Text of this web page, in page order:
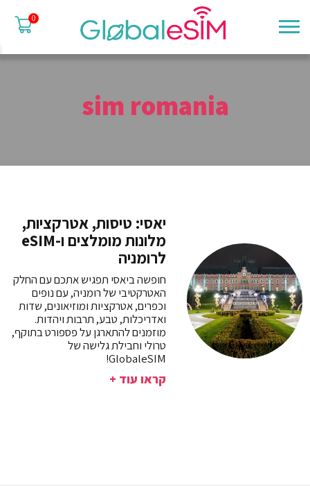
0
sim romania
יאסי: טיסות, אטרקציות,
מלונות מומלצים ו-eSIM
לרומניה
חופשה ביאסי תפגיש אתכם עם החלק
האטרקטיבי של רומניה, עם נופים
וכפרים, אטרקציות ומוזיאונים, שדות
ואדריכלות, טבע, תרבות ויהדות.
מוזמנים להתארגן על פספורט בתוקף,
טרולי וחבילת גלישה של
GlobaleSIM!
קראו עוד +